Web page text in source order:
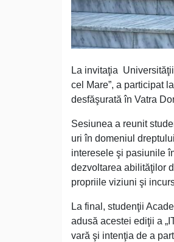
La invitaţia
cel Mare”, a participat
desfăşurată în Vatra
Sesiunea a reunit
uri în domeniul
interesele şi pasiunile
dezvoltarea abilităţilor
propriile viziuni şi
La final, studenţii
adusă acestei ediţii a
vară şi intenţia de a